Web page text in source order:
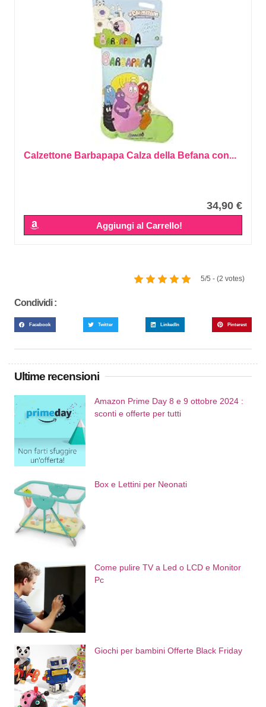
Calzettone Barbapapa Calza della Befana con...
34,90 €
Aggiungi al Carrello!
5/5 - (2 votes)
Condividi :
Facebook Twitter LinkedIn Pinterest
Ultime recensioni
Amazon Prime Day 8 e 9 ottobre 2024 :
sconti e offerte per tutti
Box e Lettini per Neonati
Come pulire TV a Led o LCD e Monitor
Pc
Giochi per bambini Offerte Black Friday